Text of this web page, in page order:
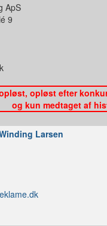
ApS
9
opløst efter
og kun medtaget af
Larsen